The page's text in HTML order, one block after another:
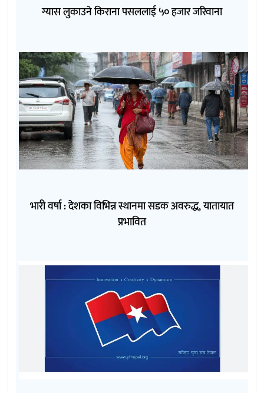
ग्यास लुकाउने किराना पसललाई ५० हजार जरिवाना
भारी वर्षा : देशका विभिन्न स्थानमा सडक अवरुद्ध, यातायात
प्रभावित